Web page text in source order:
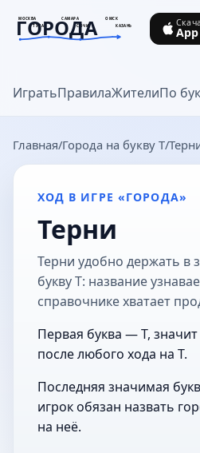
МОСКВА САМАРА
ОМСК
ТУЛА
СОЧИ КАЗАНЬ
ГОРОДА
goroda-na.ru
ИгратьПравилаЖителиПо
Главная Города на букву Т
ХОД В ИГРЕ «ГОРОДА»
Терни
Терни удобно держать в
букву Т: название
справочнике хватает
Первая буква — Т,
после любого хода на Т.
Последняя значимая
игрок обязан назвать
на неё.